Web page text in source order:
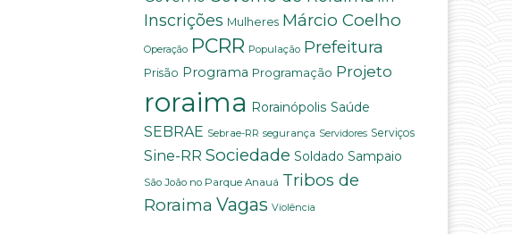
Inscrições Mulheres Márcio Coelho
Operação PCRR População Prefeitura
Prisão Programa Programação Projeto
roraima Rorainópolis Saúde
SEBRAE Sebrae-RR segurança Servidores Serviços
Sine-RR Sociedade Soldado Sampaio
São João no Parque Anauá Tribos de
Roraima Vagas Violência